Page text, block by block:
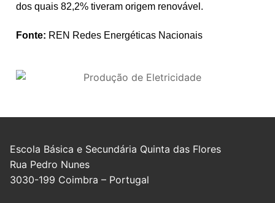
dos quais 82,2% tiveram origem renovável.
Fonte: REN Redes Energéticas Nacionais
Escola Básica e Secundária Quinta das Flores
Rua Pedro Nunes
3030-199 Coimbra – Portugal